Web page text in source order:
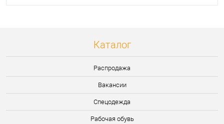
Каталог
Распродажа
Вакансии
Спецодежда
Рабочая обувь